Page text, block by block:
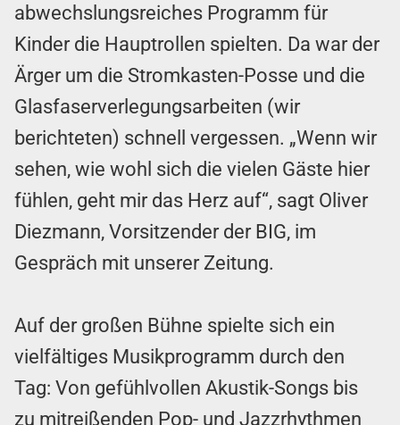
abwechslungsreiches Programm für
Kinder die Hauptrollen spielten. Da war der
Ärger um die Stromkasten-Posse und die
Glasfaserverlegungsarbeiten (wir
berichteten) schnell vergessen. „Wenn wir
sehen, wie wohl sich die vielen Gäste hier
fühlen, geht mir das Herz auf“, sagt Oliver
Diezmann, Vorsitzender der BIG, im
Gespräch mit unserer Zeitung.
Auf der großen Bühne spielte sich ein
vielfältiges Musikprogramm durch den
Tag: Von gefühlvollen Akustik-Songs bis
zu mitreißenden Pop- und Jazzrhythmen